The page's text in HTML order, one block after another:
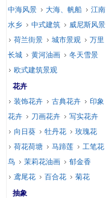
中海风景
大海、帆船
江南
水乡
中式建筑
威尼斯风景
荷兰街景
城市景观
万里
长城
黄河油画
冬天雪景
欧式建筑景观
花卉
装饰花卉
古典花卉
印象
花卉
刀画花卉
写实花卉
向日葵
牡丹花
玫瑰花
荷花荷塘
马蹄莲
工笔花
鸟
茉莉花油画
郁金香
鸢尾花
百合花
菊花
抽象